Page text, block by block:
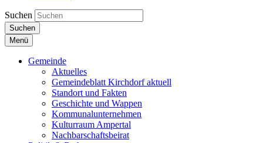
Suchen
Suchen
Menü
Gemeinde
Aktuelles
Gemeindeblatt Kirchdorf aktuell
Standort und Fakten
Geschichte und Wappen
Kommunalunternehmen
Kulturraum Ampertal
Nachbarschaftsbeirat